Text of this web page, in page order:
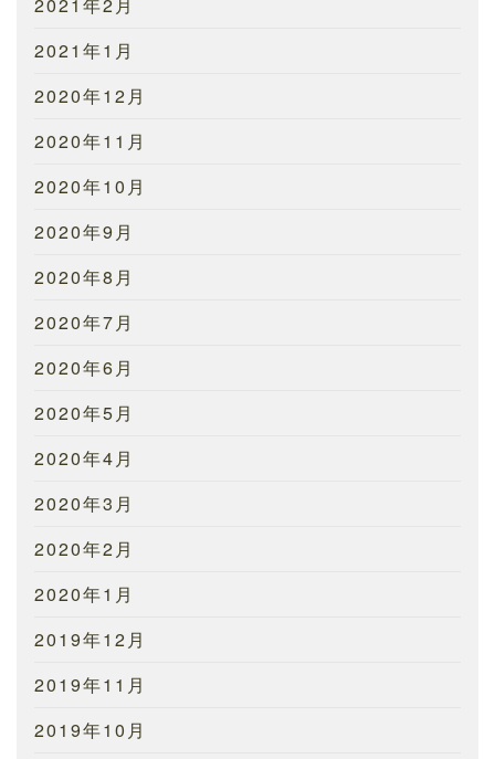
2021年1月
2020年12月
2020年11月
2020年10月
2020年9月
2020年8月
2020年7月
2020年6月
2020年5月
2020年4月
2020年3月
2020年2月
2020年1月
2019年12月
2019年11月
2019年10月